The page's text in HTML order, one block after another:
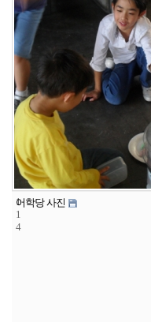
1
1
4
어학당 사진